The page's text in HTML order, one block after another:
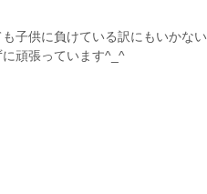
も子供に負けている訳にもいかな
頑張っています^_^